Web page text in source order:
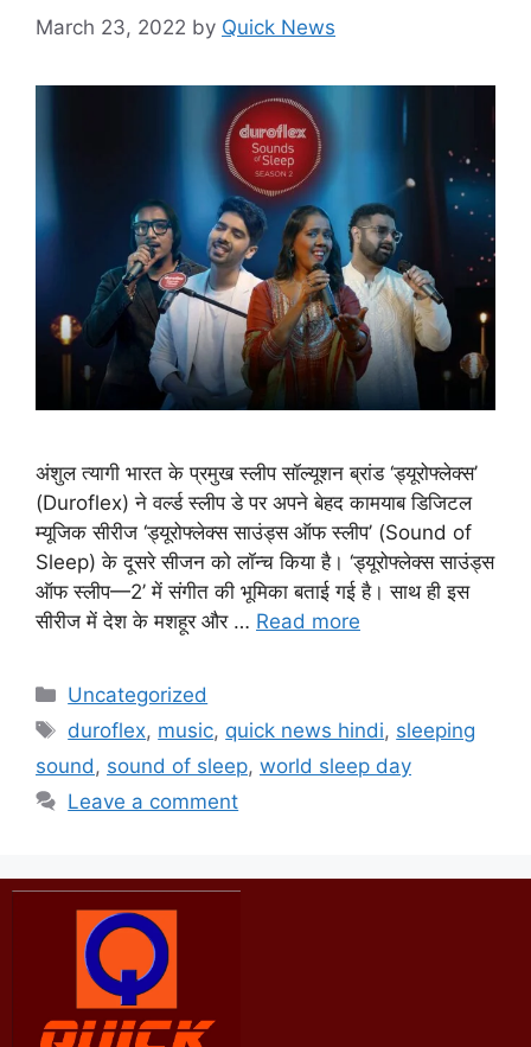
March 23, 2022 by Quick News
अंशुल त्यागी भारत के प्रमुख स्लीप सॉल्यूशन ब्रांड ‘ड्यूरोफ्लेक्स’
(Duroflex) ने वर्ल्‍ड स्‍लीप डे पर अपने बेहद कामयाब डिजिटल
म्यूजिक सीरीज ‘ड्यूरोफ्लेक्स साउंड्स ऑफ स्लीप’ (Sound of
Sleep) के दूसरे सीजन को लॉन्‍च किया है। ‘ड्यूरोफ्लेक्स साउंड्स
ऑफ स्लीप—2’ में संगीत की भूमिका बताई गई है। साथ ही इस
सीरीज में देश के मशहूर और … Read more
Uncategorized
duroflex, music, quick news hindi, sleeping
sound , sound of sleep, world sleep day
Leave a comment